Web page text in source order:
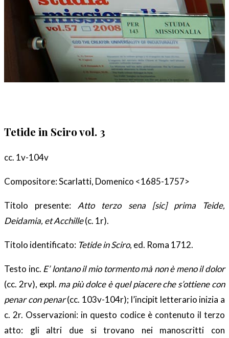
Tetide in Sciro vol. 3
cc. 1v-104v
Compositore: Scarlatti, Domenico <1685-1757>
Titolo presente:Atto terzo sena [sic] prima Teide,
Deidamia, et Acchille(c. 1r).
Titolo identificato: Tetide in Sciro, ed. Roma 1712.
Testo inc. E’ lontano il mio tormento mà non è meno il dolor
(cc. 2rv), expl. ma più dolce è quel piacere che s’ottiene con
penar con penar(cc. 103v-104r); l’incipit letterario inizia a
c. 2r. Osservazioni: in questo codice è contenuto il terzo
atto: gli altri due si trovano nei manoscritti con